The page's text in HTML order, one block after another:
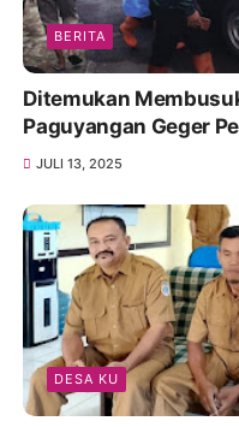
BERITA
Ditemukan
Paguyangan Geger
JULI 13, 2025
DESA KU